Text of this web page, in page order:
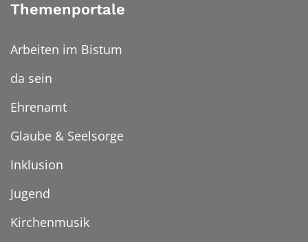
Themenportale
Arbeiten im Bistum
da sein
Ehrenamt
Glaube & Seelsorge
Inklusion
Jugend
Kirchenmusik